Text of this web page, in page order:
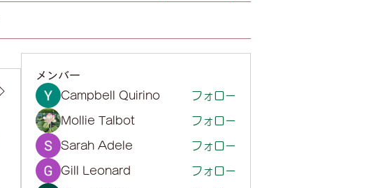
メンバー
Campbell Quirino
フォロー
Mollie Talbot フォロー
Sarah Adele フォロー
Gill Leonard フォロー